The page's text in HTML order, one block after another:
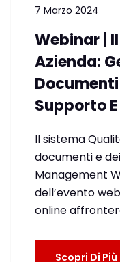
7 Marzo 2024
Webinar |
Azienda:
Documenti
Supporto
Il sistema
documenti e
Management
dell’evento
online
Scopri Di Più